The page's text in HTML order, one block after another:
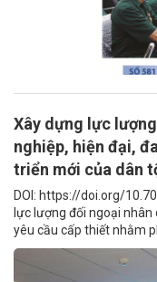
Xây dựng lực
nghiệp, hiện đại,
triển mới của dân
DOI: https://doi.org/
lực lượng đối ngoại nhân
yêu cầu cấp thiết nhằm